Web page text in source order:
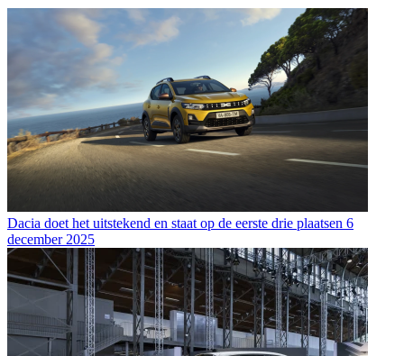
Dacia doet het uitstekend en staat op de eerste drie plaatsen 6
december 2025